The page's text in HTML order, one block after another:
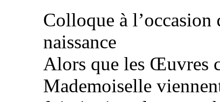
Colloque à l’occasion
naissance
Alors que les Œuvres
Mademoiselle